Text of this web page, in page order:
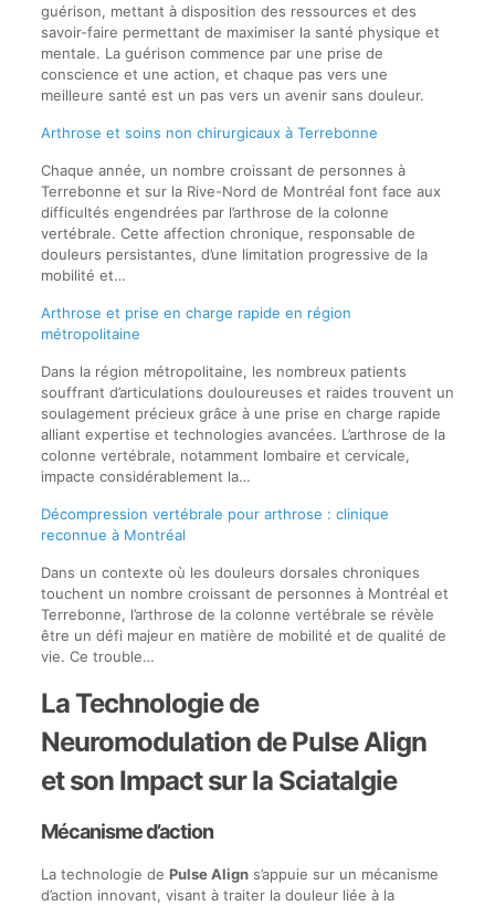
guérison, mettant à disposition des ressources et des
savoir-faire permettant de maximiser la santé physique et
mentale. La guérison commence par une prise de
conscience et une action, et chaque pas vers une
meilleure santé est un pas vers un avenir sans douleur.
Arthrose et soins non chirurgicaux à Terrebonne
Chaque année, un nombre croissant de personnes à
Terrebonne et sur la Rive-Nord de Montréal font face aux
difficultés engendrées par l’arthrose de la colonne
vertébrale. Cette affection chronique, responsable de
douleurs persistantes, d’une limitation progressive de la
mobilité et…
Arthrose et prise en charge rapide en région
métropolitaine
Dans la région métropolitaine, les nombreux patients
souffrant d’articulations douloureuses et raides trouvent un
soulagement précieux grâce à une prise en charge rapide
alliant expertise et technologies avancées. L’arthrose de la
colonne vertébrale, notamment lombaire et cervicale,
impacte considérablement la…
Décompression vertébrale pour arthrose : clinique
reconnue à Montréal
Dans un contexte où les douleurs dorsales chroniques
touchent un nombre croissant de personnes à Montréal et
Terrebonne, l’arthrose de la colonne vertébrale se révèle
être un défi majeur en matière de mobilité et de qualité de
vie. Ce trouble…
La Technologie de
Neuromodulation de Pulse Align
et son Impact sur la Sciatalgie
Mécanisme d’action
La technologie de Pulse Aligns’appuie sur un mécanisme
d’action innovant, visant à traiter la douleur liée à la